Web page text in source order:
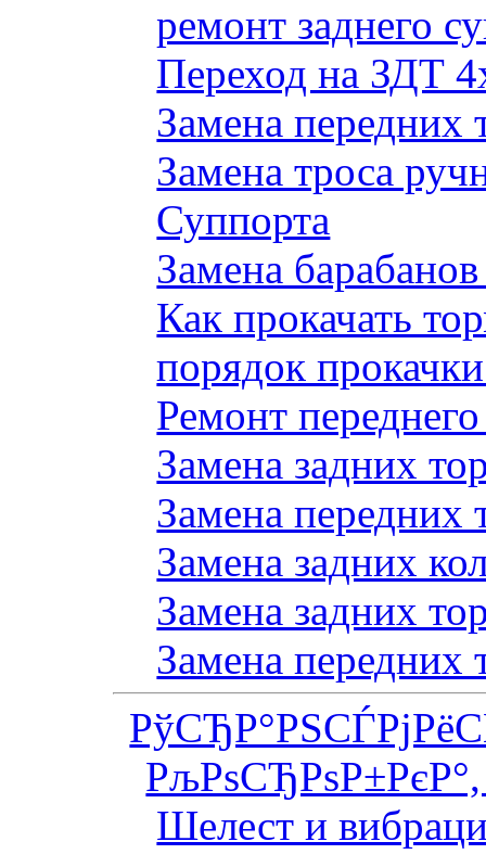
ремонт заднего
Переход на ЗДТ
Замена передних
Замена троса
Суппорта
Замена
Как прокачать
порядок
Ремонт
Замена задних
Замена передних
Замена задних
Замена задних
Замена передних
Шелест и